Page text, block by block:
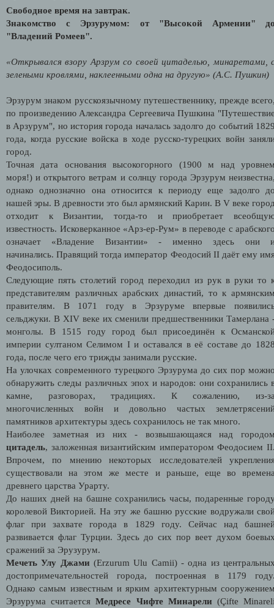
Свободное время на завтрак.
Знакомство с Эрзурумом: от "Высокой Армении"
"Владений Ромеев".
«Открывался взору Арзрум со своей цитаделью, минаретами,
зелеными кровлями, наклеенными одна на другую» (А.С. Пушкин)
Эрзурум знаком русскоязычному путешественнику, прежде
по произведению Александра Сергеевича Пушкина
в Арзурум", но история города началась задолго до событий
года, когда русские войска в ходе русско-турецких войн
город.
Точная дата основания высокогорного (1900 м над
моря!) и открытого ветрам и солнцу города Эрзурум
однако однозначно она относится к периоду еще задолго
нашей эры. В древности это был армянский Карин. В V веке
отходит к Византии, тогда-то и приобретает
известность. Исковерканное «Арз-ер-Рум» в переводе с
означает «Владение Византии» - именно здесь они
начинались.Правящий тогда император Феодосий II даёт ему
Феодосиполь.
Следующие пять столетий город переходил из рук в руки то
представителям различных арабских династий, то к
правителям. В 1071 году в Эрзуруме впервые
сельджуки. В XIV веке их сменили предшественники Тамерлана
монголы. В 1515 году город был присоединён к
империи султаном Селимом I и оставался в её составе до
года, после чего его трижды занимали русские.
На улочках современного турецкого Эрзурума до сих пор
обнаружить следы различных эпох и народов: они сохранились
камне, разговорах, традициях. К сожалению, из-
многочисленных войн и довольно частых
памятников архитектуры здесь сохранилось не так много.
Наиболее заметная из них - возвышающаяся над
цитадель, заложенная византийским императором Феодосием
Впрочем, по мнению некоторых исследователей
существовали на этом же месте и раньше, еще во
древнего царства Урарту.
До наших дней на башне сохранились часы, подаренные
королевой Викторией. На эту же башню русские водружали
флаг при захвате города в 1829 году. Сейчас над
развивается флаг Турции. Здесь до сих пор веет духом
сражений за Эрузурум.
Мечеть Улу Джами (Erzurum Ulu Camii) - одна из
достопримечательностей города, построенная в 1179
Однако самым известным и ярким архитектурным
Эрзурума считаетсяМедресе Чифте Минарели (Çifte